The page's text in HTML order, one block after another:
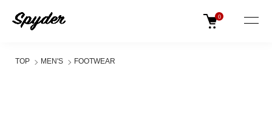
0
TOP MEN'S FOOTWEAR